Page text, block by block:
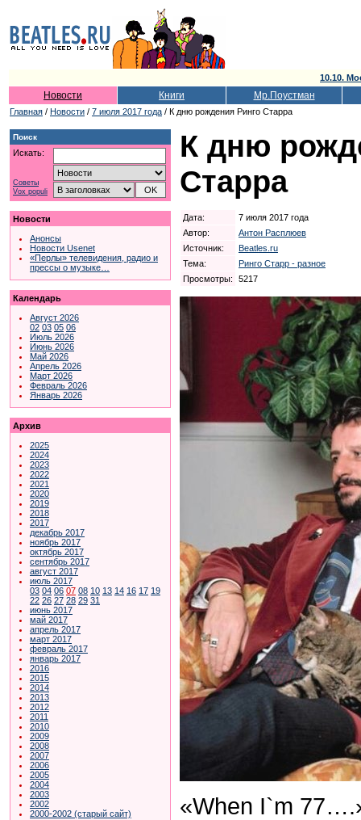
10.10.
Новости Книги Мр.Поустман
Главная / Новости / 7 июля 2017 года / К дню рождения Ринго Старра
Поиск
Искать:
Советы
Vox populi
Новости
Анонсы
Новости Usenet
«Перлы» телевидения, радио и
прессы о музыке…
Календарь
Август 2026
02 03 05 06
Июль 2026
Июнь 2026
Май 2026
Апрель 2026
Март 2026
Февраль 2026
Январь 2026
Архив
2025
2024
2023
2022
2021
2020
2019
2018
2017
декабрь 2017
ноябрь 2017
октябрь 2017
сентябрь 2017
август 2017
июль 2017
03 04 06 07 08 10 13 14 16 17 19
22 26 27 28 29 31
июнь 2017
май 2017
апрель 2017
март 2017
февраль 2017
январь 2017
2016
2015
2014
2013
2012
2011
2010
2009
2008
2007
2006
2005
2004
2003
2002
2000-2002 (старый сайт)
К дню
Старра
Дата:
7 июля 2017 года
Автор:
Антон Расплюев
Источник:
Beatles.ru
Тема:
Ринго Старр - разное
Просмотры:
5217
«When I`m